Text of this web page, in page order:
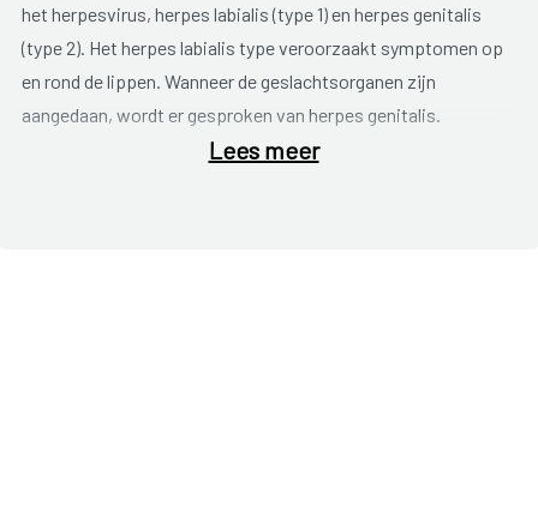
het herpesvirus, herpes labialis (type 1) en herpes genitalis
(type 2). Het herpes labialis type veroorzaakt symptomen op
en rond de lippen. Wanneer de geslachtsorganen zijn
aangedaan, wordt er gesproken van herpes genitalis.
Na besmetting met het herpes genitalis virus duurt het
Lees meer